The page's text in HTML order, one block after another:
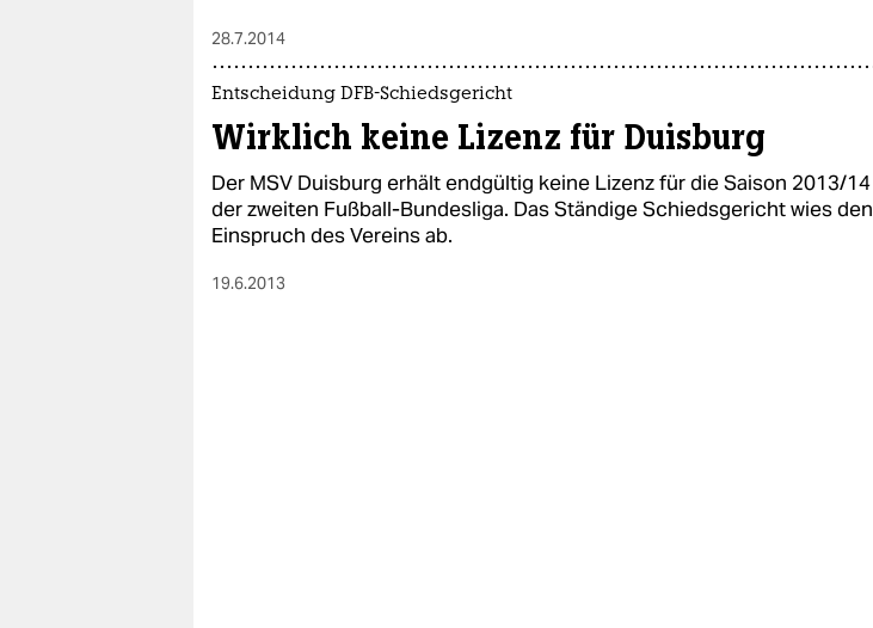
28.7.2014
Entscheidung DFB-Schiedsgericht
Wirklich keine Lizenz für Duisburg
Der MSV Duisburg erhält endgültig keine Lizenz für die Saison 2013/14
der zweiten Fußball-Bundesliga. Das Ständige Schiedsgericht wies den
Einspruch des Vereins ab.
19.6.2013